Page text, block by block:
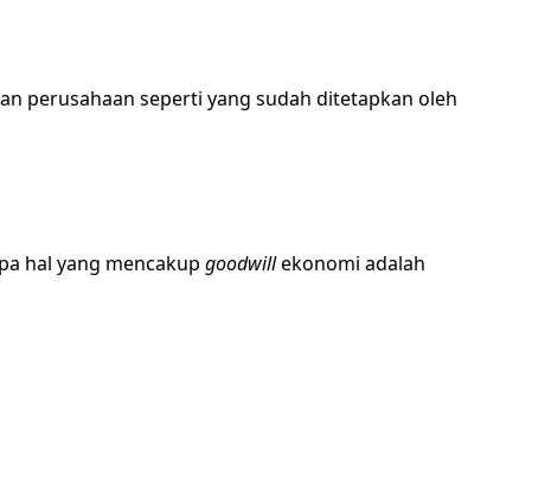
perusahaan seperti yang sudah ditetapkan oleh
hal yang mencakup goodwillekonomi adalah